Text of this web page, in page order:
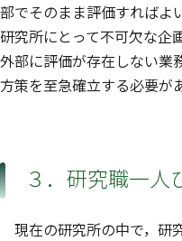
部でそのまま評価すればよ
研究所にとって不可欠な企
外部に評価が存在しない業
方策を至急確立する必要が
３．研究職一人
現在の研究所の中で，研